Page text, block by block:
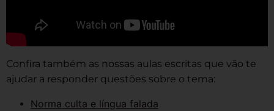
Confira também as nossas aulas escritas que vão te
ajudar a responder questões sobre o tema:
Norma culta e língua falada